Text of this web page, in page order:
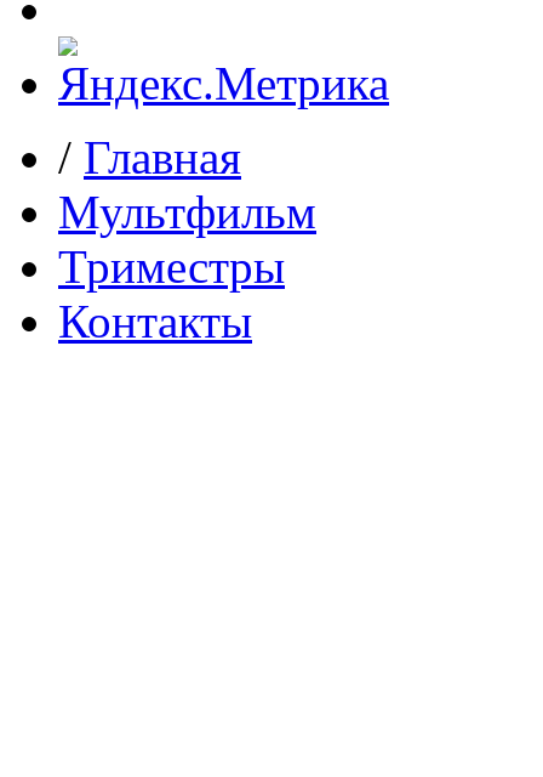
/ Главная
Мультфильм
Триместры
Контакты